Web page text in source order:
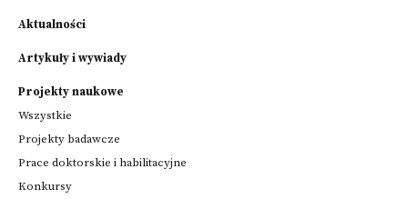
Aktualności
Artykuły i wywiady
Projekty naukowe
Wszystkie
Projekty badawcze
Prace doktorskie i habilitacyjne
Konkursy